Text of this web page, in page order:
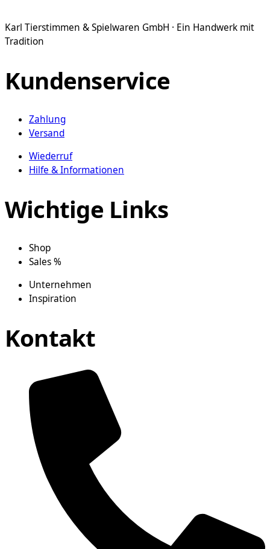
Karl Tierstimmen & Spielwaren GmbH · Ein Handwerk mit
Tradition
Kundenservice
Zahlung
Versand
Wiederruf
Hilfe & Informationen
Wichtige Links
Shop
Sales %
Unternehmen
Inspiration
Kontakt